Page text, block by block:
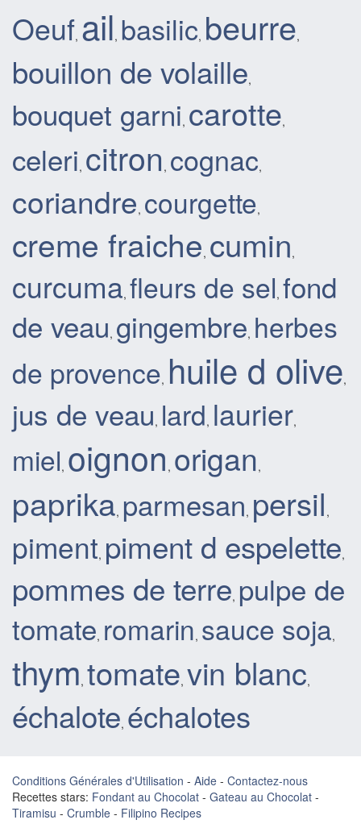
Oeuf, ail, basilic, beurre,
bouillon de volaille,
bouquet garni, carotte,
celeri, citron , cognac,
coriandre, courgette,
creme fraiche, cumin,
curcuma, fleurs de sel, fond
de veau, gingembre, herbes
de provence, huile d olive,
jus de veau, lard, laurier,
miel, oignon , origan,
paprika, parmesan, persil ,
piment, piment d espelette,
pommes de terre, pulpe de
tomate, romarin, sauce soja,
thym, tomate, vin blanc,
échalote, échalotes
Conditions Générales d'Utilisation - Aide - Contactez-nous
Recettes stars: Fondant au Chocolat - Gateau au Chocolat -
Tiramisu - Crumble - Filipino Recipes